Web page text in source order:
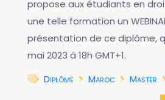
propose aux étudiants en
une telle formation un
présentation de ce diplôme,
mai 2023 à 18h GMT+1.
Diplôme
Maroc Master